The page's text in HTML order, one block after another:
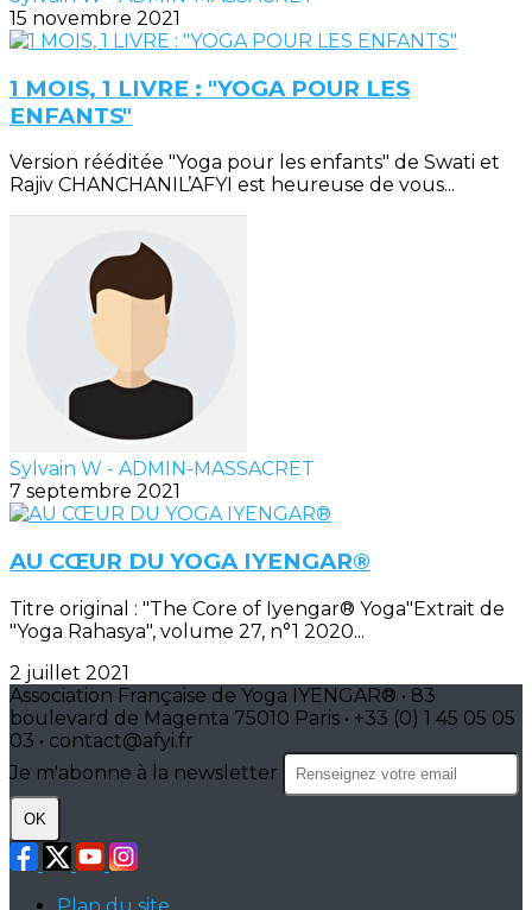
15 novembre 2021
1 MOIS, 1 LIVRE : "YOGA POUR LES
ENFANTS"
Version rééditée "Yoga pour les enfants" de Swati et
Rajiv CHANCHANIL’AFYI est heureuse de vous...
Sylvain W - ADMIN-MASSACRET
7 septembre 2021
AU CŒUR DU YOGA IYENGAR®
Titre original : "The Core of Iyengar® Yoga"Extrait de
"Yoga Rahasya", volume 27, n°1 2020...
2 juillet 2021
Association Française de Yoga IYENGAR® • 83
boulevard de Magenta 75010 Paris • +33 (0) 1 45 05 05
03 • contact@afyi.fr
Je m'abonne à la newsletter
OK